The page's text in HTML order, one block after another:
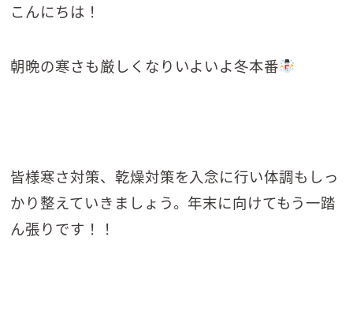
こんにちは！
朝晩の寒さも厳しくなりいよいよ冬本番
皆様寒さ対策、乾燥対策を入念に行い体調もしっ
かり整えていきましょう。年末に向けてもう一踏
ん張りです！！